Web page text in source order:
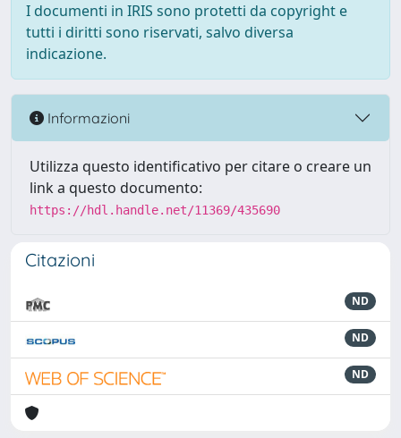
I documenti in IRIS sono protetti da copyright e
tutti i diritti sono riservati, salvo diversa
indicazione.
Informazioni
Utilizza questo identificativo per citare o creare un
link a questo documento:
https://hdl.handle.net/11369/435690
Citazioni
ND
ND
ND